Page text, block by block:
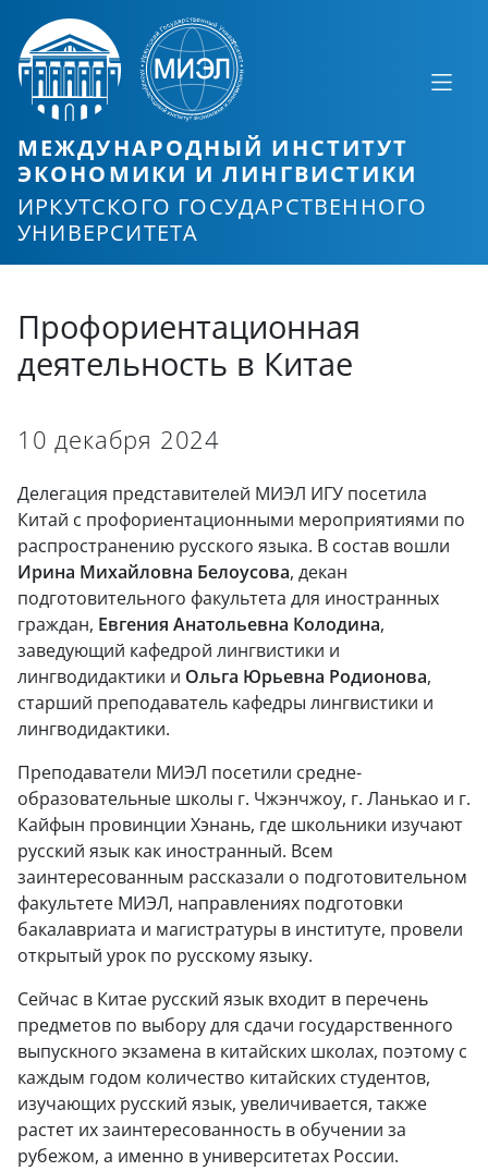
МЕЖДУНАРОДНЫЙ ИНСТИТУТ
ЭКОНОМИКИ И ЛИНГВИСТИКИ
ИРКУТСКОГО ГОСУДАРСТВЕННОГО
УНИВЕРСИТЕТА
Профориентационная
деятельность в Китае
10 декабря 2024
Делегация представителей МИЭЛ ИГУ посетила
Китай с профориентационными мероприятиями по
распространению русского языка. В состав вошли
Ирина Михайловна Белоусова, декан
подготовительного факультета для иностранных
граждан, Евгения Анатольевна Колодина,
заведующий кафедрой лингвистики и
лингводидактики и Ольга Юрьевна Родионова,
старший преподаватель кафедры лингвистики и
лингводидактики.
Преподаватели МИЭЛ посетили средне-
образовательные школы г. Чжэнчжоу, г. Ланькао и г.
Кайфын провинции Хэнань, где школьники изучают
русский язык как иностранный. Всем
заинтересованным рассказали о подготовительном
факультете МИЭЛ, направлениях подготовки
бакалавриата и магистратуры в институте, провели
открытый урок по русскому языку.
Сейчас в Китае русский язык входит в перечень
предметов по выбору для сдачи государственного
выпускного экзамена в китайских школах, поэтому с
каждым годом количество китайских студентов,
изучающих русский язык, увеличивается, также
растет их заинтересованность в обучении за
рубежом, а именно в университетах России.